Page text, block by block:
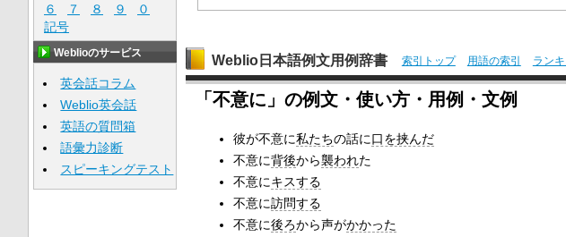
Weblio日本語例文用例辞書 索引トップ 用語の索引 ラン
「不意に」の例文・使い方・用例・文例
彼が不意に私たちの話に口を挟んだ
不意に背後から襲われた
不意にキスする
不意に訪問する
不意に後ろから声がかかった
６
７ ８ ９
０
記号
Weblioのサービス
英会話コラム
Weblio英会話
英語の質問箱
語彙力診断
スピーキングテスト